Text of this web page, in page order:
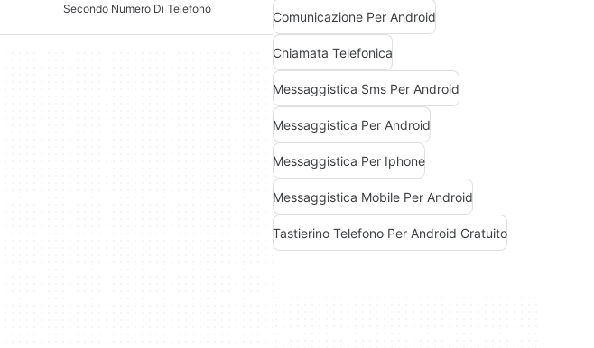
Secondo Numero Di Telefono
Comunicazione Per Android
Chiamata Telefonica
Messaggistica Sms Per Android
Messaggistica Per Android
Messaggistica Per Iphone
Messaggistica Mobile Per Android
Tastierino Telefono Per Android Gratuito